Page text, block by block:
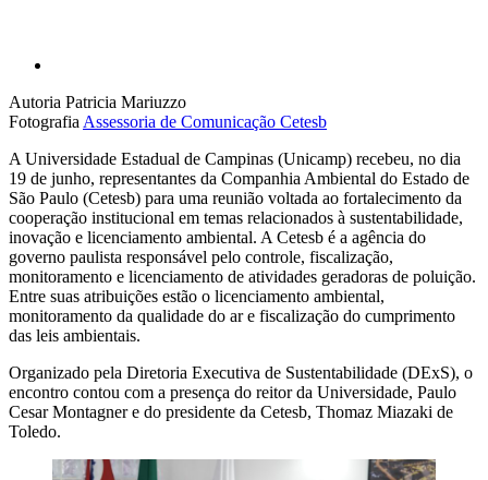
Autoria Patricia Mariuzzo
Fotografia Assessoria de Comunicação Cetesb
A Universidade Estadual de Campinas (Unicamp) recebeu, no dia
19 de junho, representantes da Companhia Ambiental do Estado de
São Paulo (Cetesb) para uma reunião voltada ao fortalecimento da
cooperação institucional em temas relacionados à sustentabilidade,
inovação e licenciamento ambiental. A Cetesb é a agência do
governo paulista responsável pelo controle, fiscalização,
monitoramento e licenciamento de atividades geradoras de poluição.
Entre suas atribuições estão o licenciamento ambiental,
monitoramento da qualidade do ar e fiscalização do cumprimento
das leis ambientais.
Organizado pela Diretoria Executiva de Sustentabilidade (DExS), o
encontro contou com a presença do reitor da Universidade, Paulo
Cesar Montagner e do presidente da Cetesb, Thomaz Miazaki de
Toledo.